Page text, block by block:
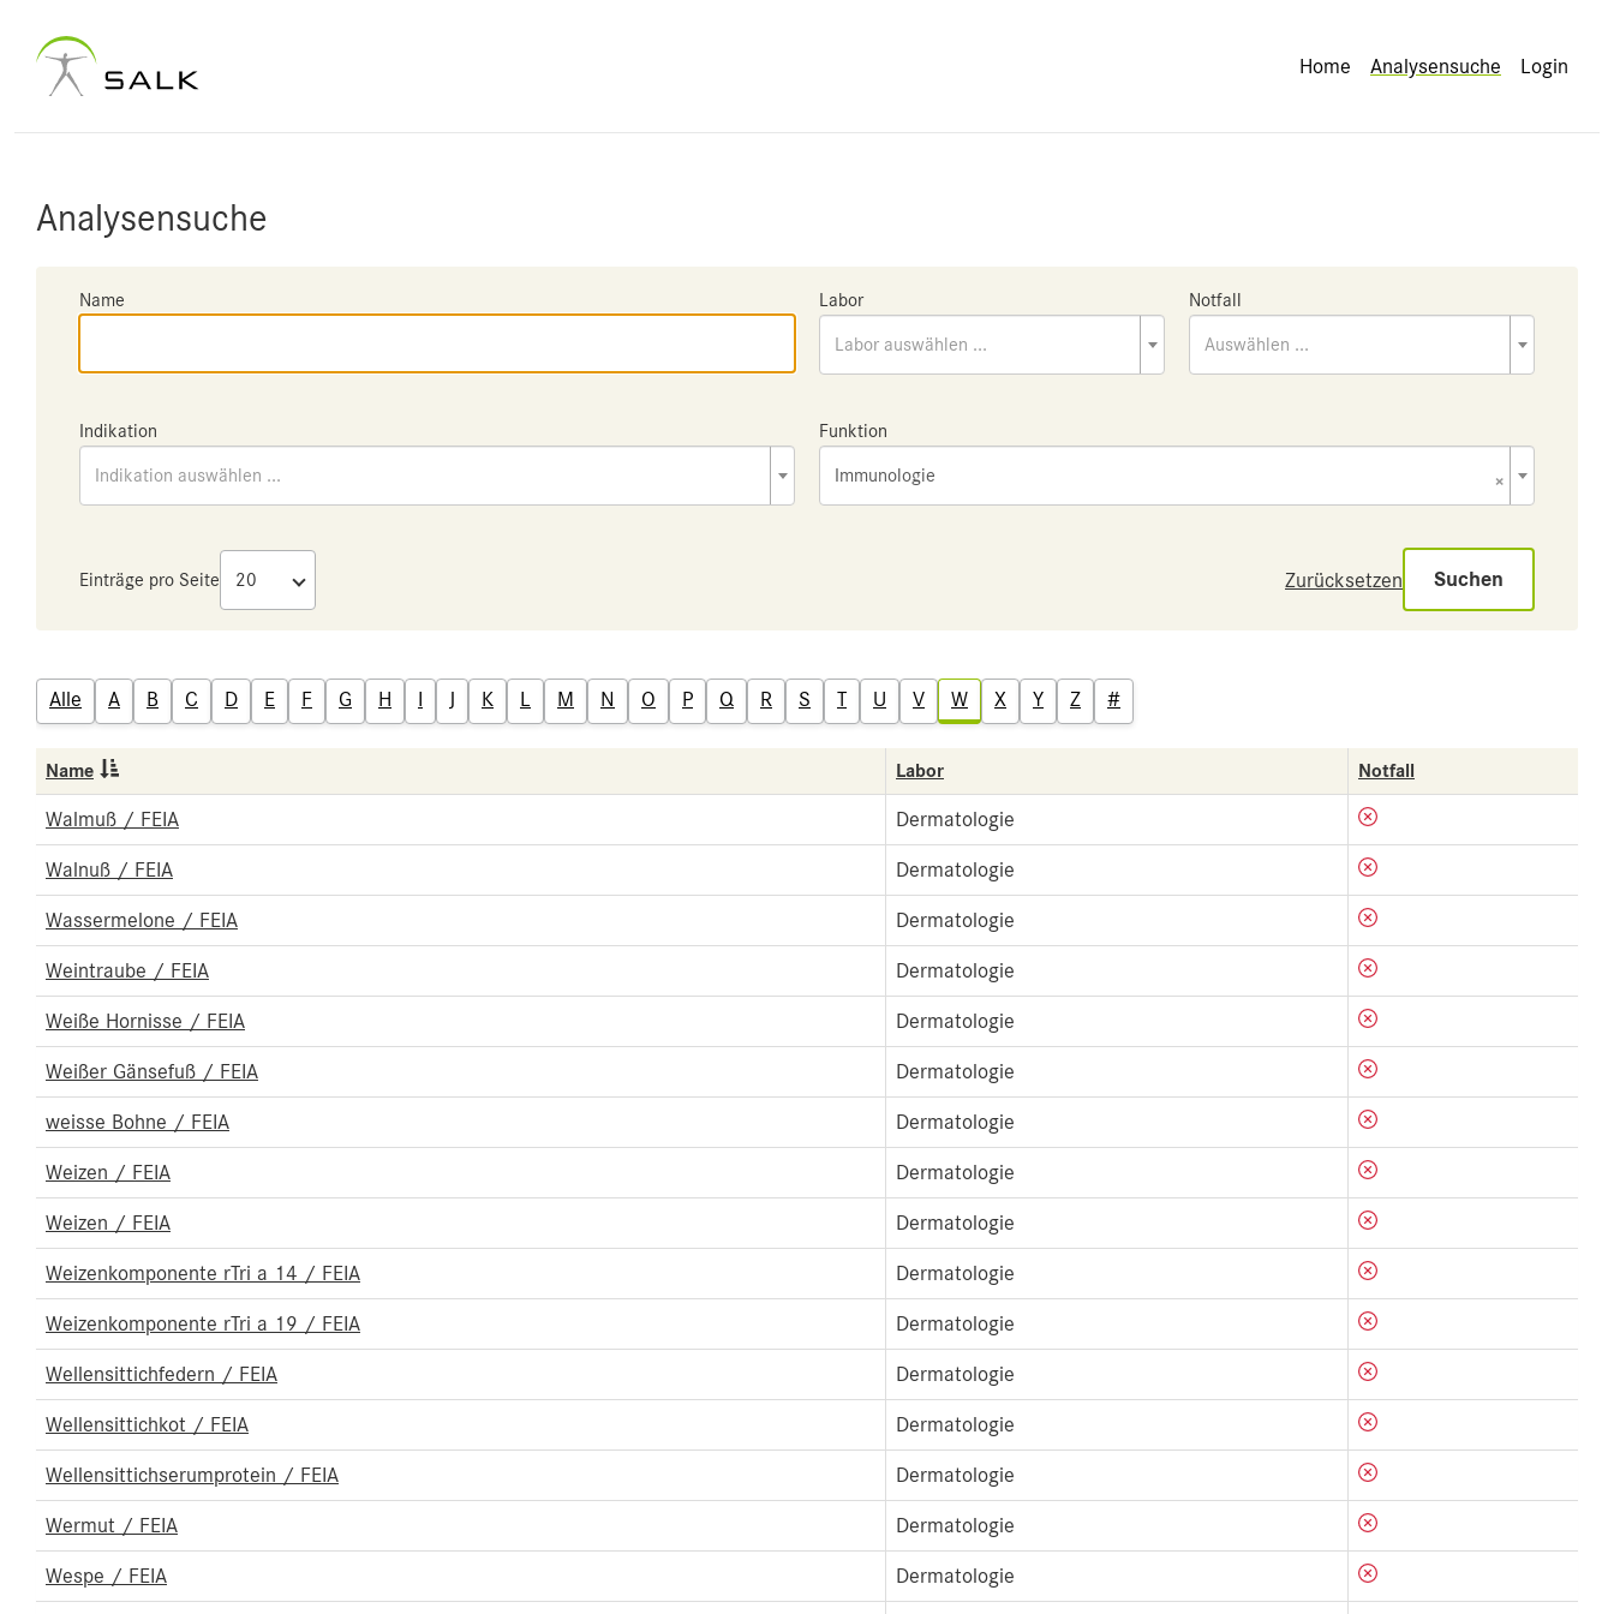
Home Analysensuche Login
Analysensuche
Name Labor
Labor auswählen ...
Notfall
Auswählen ...
Indikation
Indikation auswählen ...
Funktion
×
Immunologie
Einträge pro Seite Zurücksetzen Suchen
Alle A B C D E F G H I J K L M N O P Q R S T U V W X Y Z #
Name Labor Notfall
Walmuß / FEIA Dermatologie
Walnuß / FEIA Dermatologie
Wassermelone / FEIA Dermatologie
Weintraube / FEIA Dermatologie
Weiße Hornisse / FEIA Dermatologie
Weißer Gänsefuß / FEIA Dermatologie
weisse Bohne / FEIA Dermatologie
Weizen / FEIA Dermatologie
Weizen / FEIA Dermatologie
Weizenkomponente rTri a 14 / FEIA Dermatologie
Weizenkomponente rTri a 19 / FEIA Dermatologie
Wellensittichfedern / FEIA Dermatologie
Wellensittichkot / FEIA Dermatologie
Wellensittichserumprotein / FEIA Dermatologie
Wermut / FEIA Dermatologie
Wespe / FEIA Dermatologie